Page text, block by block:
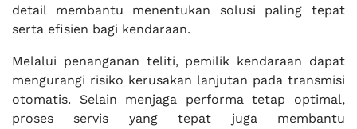
detail membantu menentukan solusi paling tepat
serta efisien bagi kendaraan.
Melalui penanganan teliti, pemilik kendaraan dapat
mengurangi risiko kerusakan lanjutan pada transmisi
otomatis. Selain menjaga performa tetap optimal,
proses servis yang tepat juga membantu